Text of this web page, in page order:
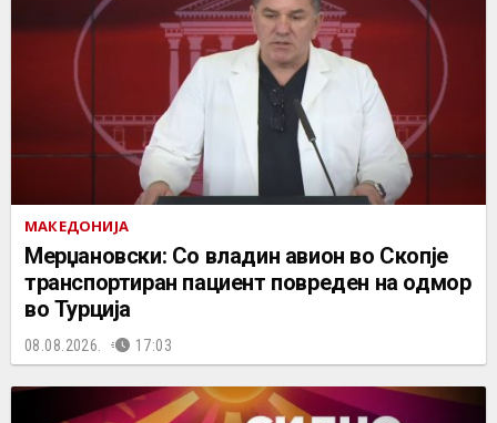
МАКЕДОНИЈА
Мерџановски: Со владин авион во Скопје
транспортиран пациент повреден на одмор
во Турција
08.08.2026. 17:03